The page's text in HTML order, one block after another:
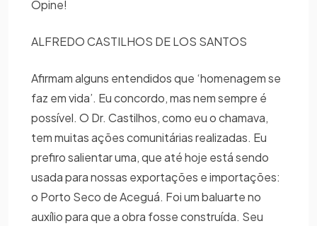
Opine!
ALFREDO CASTILHOS DE LOS SANTOS
Afirmam alguns entendidos que ‘homenagem se
faz em vida’. Eu concordo, mas nem sempre é
possível. O Dr. Castilhos, como eu o chamava,
tem muitas ações comunitárias realizadas. Eu
prefiro salientar uma, que até hoje está sendo
usada para nossas exportações e importações:
o Porto Seco de Aceguá. Foi um baluarte no
auxílio para que a obra fosse construída. Seu